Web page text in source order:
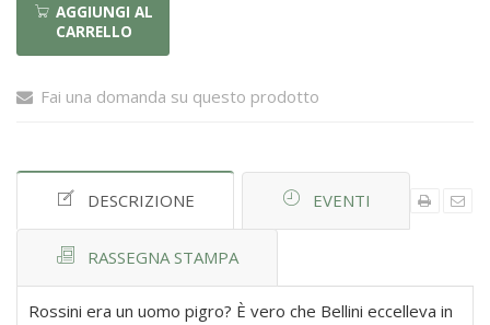
AGGIUNGI AL
CARRELLO
Fai una domanda su questo prodotto
DESCRIZIONE EVENTI
RASSEGNA STAMPA
Rossini era un uomo pigro? È vero che Bellini eccelleva in